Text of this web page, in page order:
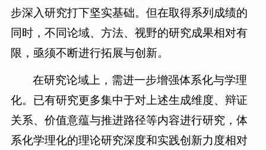
步深入研究打下坚实基础。但在取得系列成绩的
同时，不同论域、方法、视野的研究成果相对有
限，亟须不断进行拓展与创新。
在研究论域上，需进一步增强体系化与学理
化。已有研究更多集中于对上述生成维度、辩证
关系、价值意蕴与推进路径等内容进行研究，体
系化学理化的理论研究深度和实践创新力度相对